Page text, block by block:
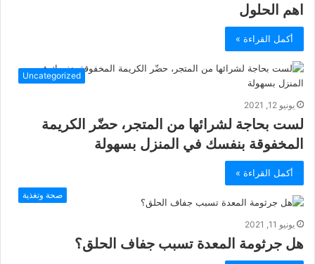
اهم الحلول
أكمل القراءة »
Uncategorized
يونيو 12, 2021
لست بحاجة لشرائها من المتجر، حضّر الكريمة
المخفوقة بنفسك في المنزل بسهولة
أكمل القراءة »
صحة وتغذية
يونيو 11, 2021
هل جرثومة المعدة تسبب جفاف الحلق؟